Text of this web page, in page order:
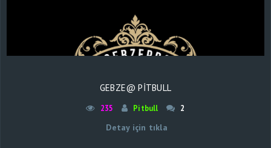
GEBZE@ PİTBULL
235 Pitbull 2
Detay için tıkla